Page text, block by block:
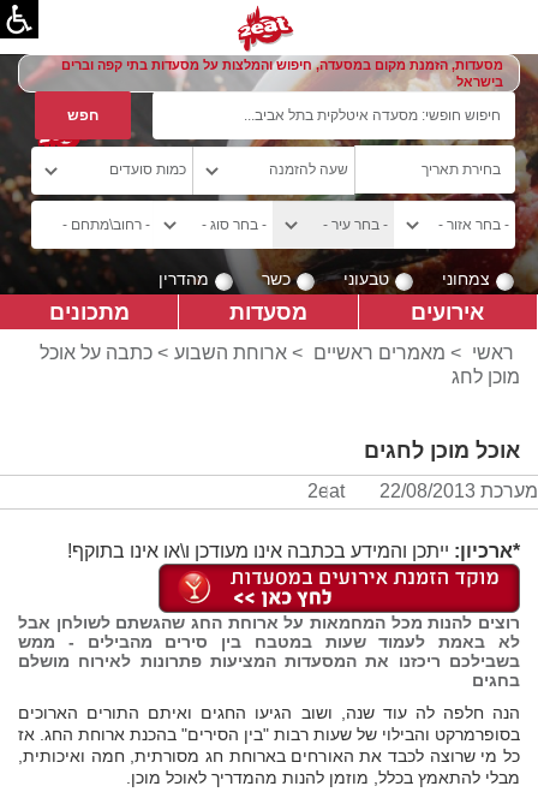
מסעדות, הזמנת מקום במסעדה, חיפוש והמלצות על מסעדות בתי קפה וברים
בישראל
צמחוני טבעוני כשר מהדרין
אירועים מסעדות מתכונים
ראשי > מאמרים ראשיים > ארוחת השבוע > כתבה על אוכל
מוכן לחג
אוכל מוכן לחגים
מערכת 2eat 22/08/2013
*ארכיון: ייתכן והמידע בכתבה אינו מעודכן ו\או אינו בתוקף!
רוצים להנות מכל המחמאות על ארוחת החג שהגשתם לשולחן אבל
לא באמת לעמוד שעות במטבח בין סירים מהבילים - ממש
בשבילכם ריכזנו את המסעדות המציעות פתרונות לאירוח מושלם
בחגים
הנה חלפה לה עוד שנה, ושוב הגיעו החגים ואיתם התורים הארוכים
בסופרמרקט והבילוי של שעות רבות "בין הסירים" בהכנת ארוחת החג. אז
כל מי שרוצה לכבד את האורחים בארוחת חג מסורתית, חמה ואיכותית,
מבלי להתאמץ בכלל, מוזמן להנות מהמדריך לאוכל מוכן.